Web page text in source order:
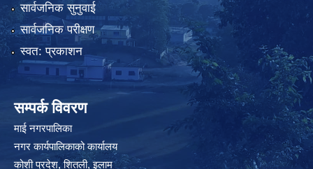
सार्वजनिक सुनुवाई
सार्वजनिक परीक्षण
स्वत: प्रकाशन
सम्पर्क विवरण
माई नगरपालिका
नगर कार्यपालिकाको कार्यालय
कोशी प्रदेश, शितली, इलाम